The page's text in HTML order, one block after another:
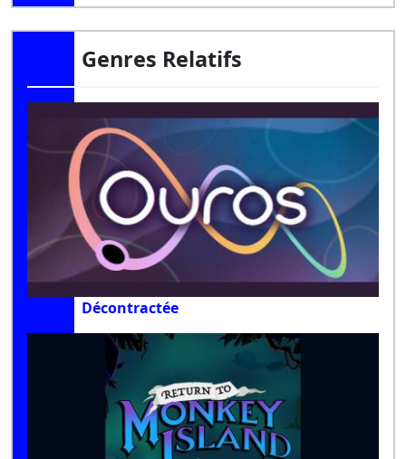
Genres Relatifs
Décontractée